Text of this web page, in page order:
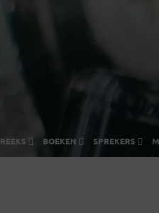
REEKS BOEKEN SPREKERS